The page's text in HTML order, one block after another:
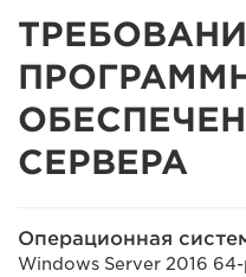
СЕРВЕРА
Операционная
Windows Server 2016